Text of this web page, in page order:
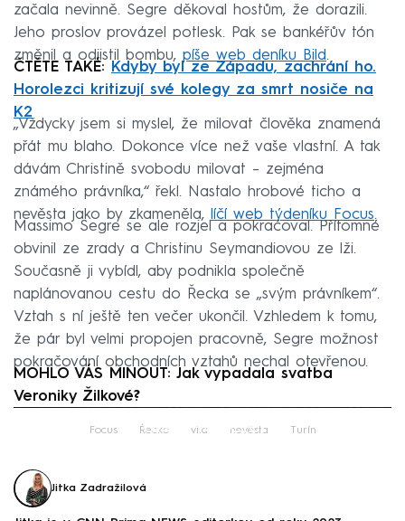
začala nevinně. Segre děkoval hostům, že dorazili.
Jeho proslov provázel potlesk. Pak se bankéřův tón
změnil a odjistil bombu, píše web deníku Bild.
ČTĚTE TAKÉ:
Kdyby byl ze Západu, zachrání ho.
Horolezci kritizují své kolegy za smrt nosiče na
K2
„Vždycky jsem si myslel, že milovat člověka znamená
přát mu blaho. Dokonce více než vaše vlastní. A tak
dávám Christině svobodu milovat – zejména
známého právníka,“ řekl. Nastalo hrobové ticho a
nevěsta jako by zkameněla, líčí web týdeníku Focus.
Massimo Segre se ale rozjel a pokračoval. Přítomné
obvinil ze zrady a Christinu Seymandiovou ze lži.
Současně ji vybídl, aby podnikla společně
naplánovanou cestu do Řecka se „svým právníkem“.
Vztah s ní ještě ten večer ukončil. Vzhledem k tomu,
že pár byl velmi propojen pracovně, Segre možnost
pokračování obchodních vztahů nechal otevřenou.
MOHLO VÁS MINOUT: Jak vypadala svatba
Veroniky Žilkové?
Failed to fetch
Focus Řecko vila nevěsta Turín
Jitka Zadražilová